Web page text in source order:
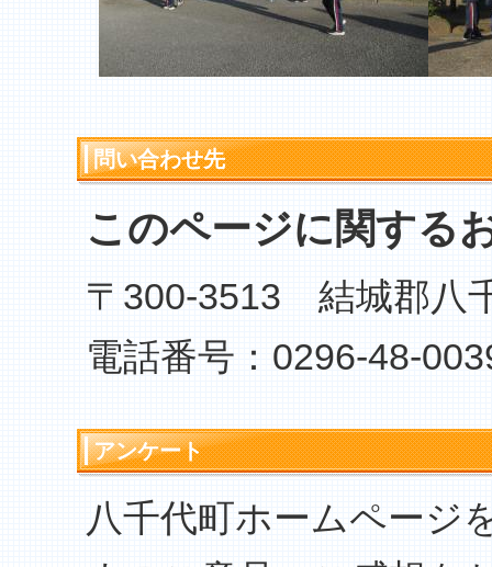
問い合わせ先
このページに関する
〒300-3513 結城郡八
電話番号：0296-48-
アンケート
八千代町ホームページ